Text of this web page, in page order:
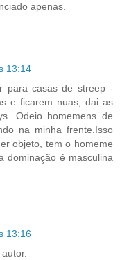
apenas.
13:14
para casas de streep -
e ficarem nuas, dai as
Odeio homemens de
na minha frente.Isso
objeto, tem o homeme
dominação é masculina
13:16